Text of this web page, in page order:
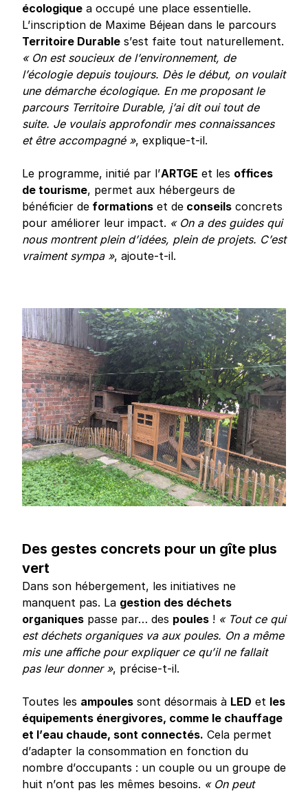
écologique a occupé une place essentielle.
L’inscription de Maxime Béjean dans le parcours
Territoire Durable s’est faite tout naturellement.
« On est soucieux de l’environnement, de
l’écologie depuis toujours. Dès le début, on voulait
une démarche écologique. En me proposant le
parcours Territoire Durable, j’ai dit oui tout de
suite. Je voulais approfondir mes connaissances
et être accompagné », explique-t-il.
Le programme, initié par l’ARTGE et les offices
de tourisme, permet aux hébergeurs de
bénéficier de formations et de conseils concrets
pour améliorer leur impact. « On a des guides qui
nous montrent plein d’idées, plein de projets. C’est
vraiment sympa », ajoute-t-il.
Des gestes concrets pour un gîte plus
vert
Dans son hébergement, les initiatives ne
manquent pas. La gestion des déchets
organiques passe par… des poules ! « Tout ce qui
est déchets organiques va aux poules. On a même
mis une affiche pour expliquer ce qu’il ne fallait
pas leur donner », précise-t-il.
Toutes les ampoules sont désormais à LED et les
équipements énergivores, comme le chauffage
et l’eau chaude, sont connectés. Cela permet
d’adapter la consommation en fonction du
nombre d’occupants : un couple ou un groupe de
huit n’ont pas les mêmes besoins. « On peut